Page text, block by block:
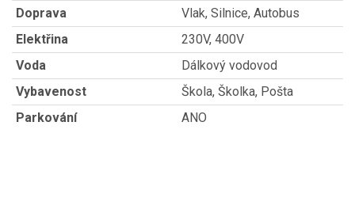
Doprava
Vlak, Silnice, Autobus
Elektřina
230V, 400V
Voda
Dálkový vodovod
Vybavenost
Škola, Školka, Pošta
Parkování
ANO